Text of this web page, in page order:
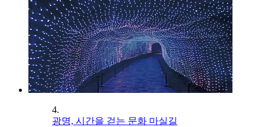
4.
광명, 시간을 걷는 문화 마실길